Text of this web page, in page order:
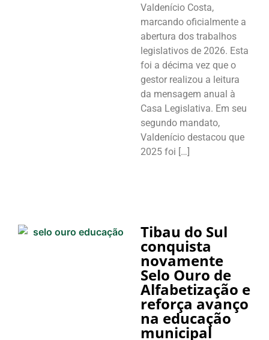
Valdenício Costa,
marcando oficialmente a
abertura dos trabalhos
legislativos de 2026. Esta
foi a décima vez que o
gestor realizou a leitura
da mensagem anual à
Casa Legislativa. Em seu
segundo mandato,
Valdenício destacou que
2025 foi […]
Tibau do Sul
conquista
novamente
Selo Ouro de
Alfabetização e
reforça avanço
na educação
municipal